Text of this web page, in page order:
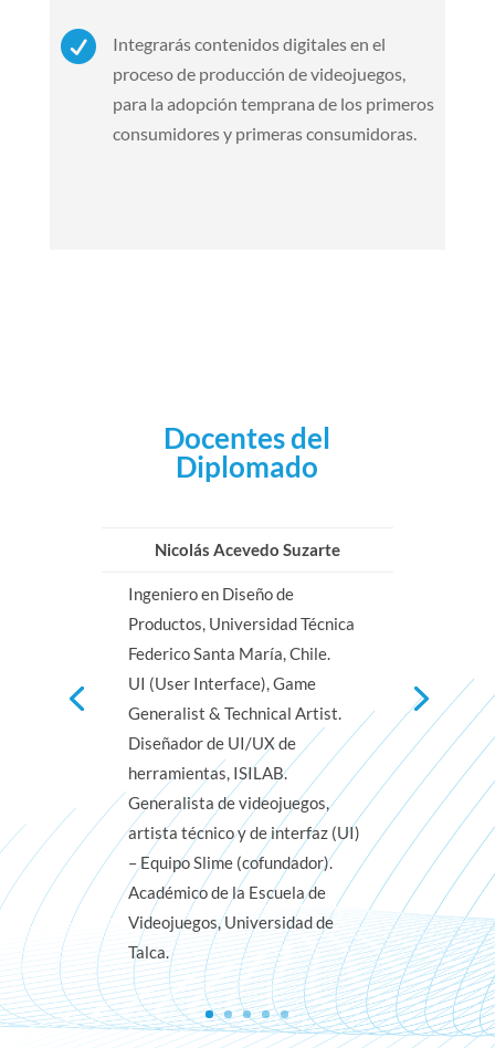

Integrarás contenidos digitales en el
proceso de producción de videojuegos,
para la adopción temprana de los primeros
consumidores y primeras consumidoras.
Docentes del
Diplomado
Nicolás Acevedo Suzarte
Ingeniero en Diseño de
Productos, Universidad Técnica
Federico Santa María, Chile.
UI (User Interface), Game
Generalist & Technical Artist.
Diseñador de UI/UX de
herramientas, ISILAB.
Generalista de videojuegos,
artista técnico y de interfaz (UI)
– Equipo Slime (cofundador).
Académico de la Escuela de
Videojuegos, Universidad de
Talca.